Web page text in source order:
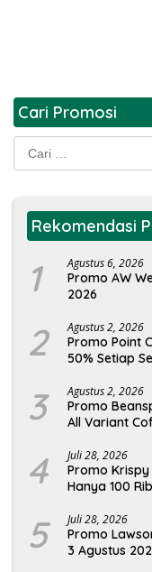
Cari Promosi
Cari
untuk:
Rekomendasi
1 Agustus 6, 2026
Promo AW
2026
2 Agustus 2, 2026
Promo Point
50% Setiap
3 Agustus 2, 2026
Promo
All Variant
4 Juli 28, 2026
Promo Krispy
Hanya 100
5 Juli 28, 2026
Promo
3 Agustus